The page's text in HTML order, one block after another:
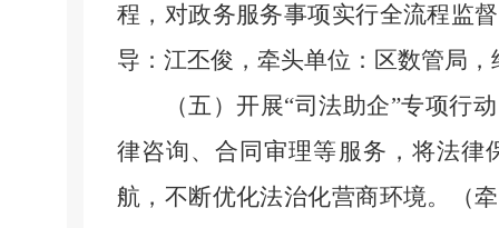
程，对政务服务事项实行全流程监
导：江丕俊，牵头单位：区数管局
（五）开展“司法助企”专项行
律咨询、合同审理等服务，将法律
航，不断优化法治化营商环境。（